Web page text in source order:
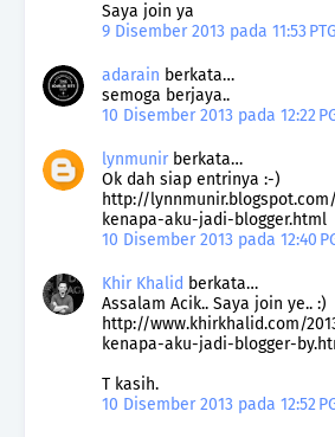
Saya join ya
9 Disember 2013 pada 11:53 PTG
adarain berkata…
semoga berjaya..
10 Disember 2013 pada 12:22
lynmunirberkata…
Ok dah siap entrinya :-)
http://
kenapa-aku-jadi-blogger.html
10 Disember 2013 pada 12:40
Khir Khalid berkata…
Assalam Acik.. Saya join ye.. :)
http://www.khirkhalid.com/
kenapa-aku-jadi-blogger-
T kasih.
10 Disember 2013 pada 12:52